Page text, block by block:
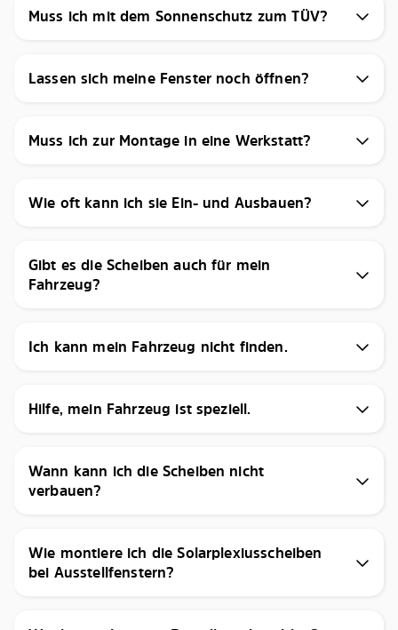
Muss ich mit dem Sonnenschutz zum TÜV?
Lassen sich meine Fenster noch öffnen?
Muss ich zur Montage in eine Werkstatt?
Wie oft kann ich sie Ein- und Ausbauen?
Gibt es die Scheiben auch für mein
Fahrzeug?
Ich kann mein Fahrzeug nicht finden.
Hilfe, mein Fahrzeug ist speziell.
Wann kann ich die Scheiben nicht
verbauen?
Wie montiere ich die Solarplexiusscheiben
bei Ausstellfenstern?